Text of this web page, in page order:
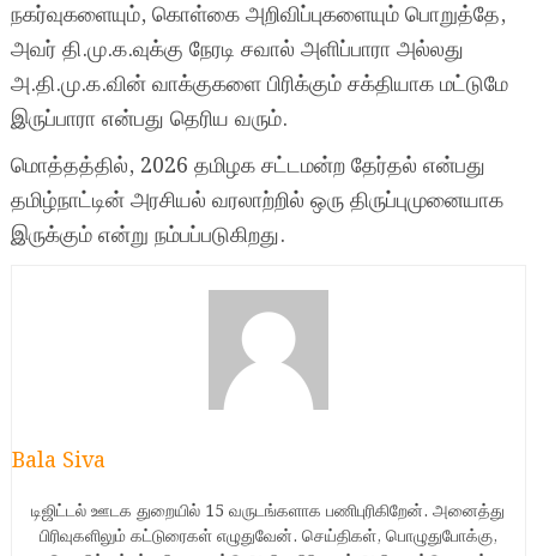
நகர்வுகளையும், கொள்கை அறிவிப்புகளையும் பொறுத்தே,
அவர் தி.மு.க.வுக்கு நேரடி சவால் அளிப்பாரா அல்லது
அ.தி.மு.க.வின் வாக்குகளை பிரிக்கும் சக்தியாக மட்டுமே
இருப்பாரா என்பது தெரிய வரும்.
மொத்தத்தில், 2026 தமிழக சட்டமன்ற தேர்தல் என்பது
தமிழ்நாட்டின் அரசியல் வரலாற்றில் ஒரு திருப்புமுனையாக
இருக்கும் என்று நம்பப்படுகிறது.
Bala Siva
டிஜிட்டல் ஊடக துறையில் 15 வருடங்களாக பணிபுரிகிறேன். அனைத்து
பிரிவுகளிலும் கட்டுரைகள் எழுதுவேன். செய்திகள், பொழுதுபோக்கு,